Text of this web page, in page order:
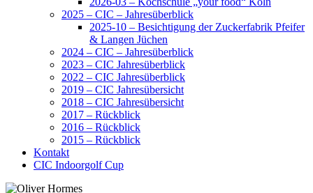
2025 – CIC – Jahresüberblick
2025-10 – Besichtigung der Zuckerfabrik Pfeifer
& Langen Jüchen
2024 – CIC – Jahresüberblick
2023 – CIC Jahresüberblick
2022 – CIC Jahresüberblick
2019 – CIC Jahresübersicht
2018 – CIC Jahresübersicht
2017 – Rückblick
2016 – Rückblick
2015 – Rückblick
Kontakt
CIC Indoorgolf Cup